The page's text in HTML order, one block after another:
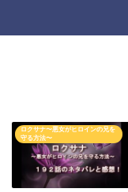
ロクサナ〜悪女がヒロインの兄を
守る方法〜